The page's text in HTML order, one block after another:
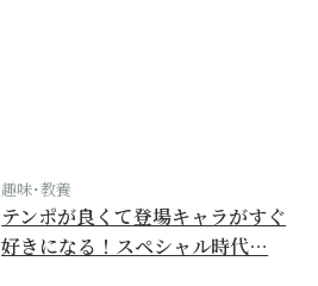
趣味･教養
テンポが良くて登場キャラがすぐ
好きになる！スペシャル時代…